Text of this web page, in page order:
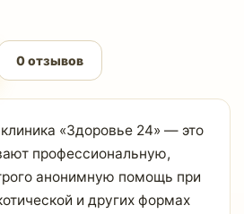
0 отзывов
«Здоровье 24» — это
профессиональную,
анонимную помощь при
и других формах